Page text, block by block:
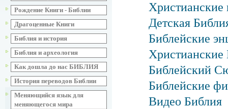
Рождение Книги - Библии
Драгоценные Книги
Библия и история
Библия и археология
Как дошла до нас БИБЛИЯ
История переводов Библии
Меняющийся язык для
меняющегося мира
Христианские
Детская
Библейские
Христианские
Библейский
Библейские
Видео Библия